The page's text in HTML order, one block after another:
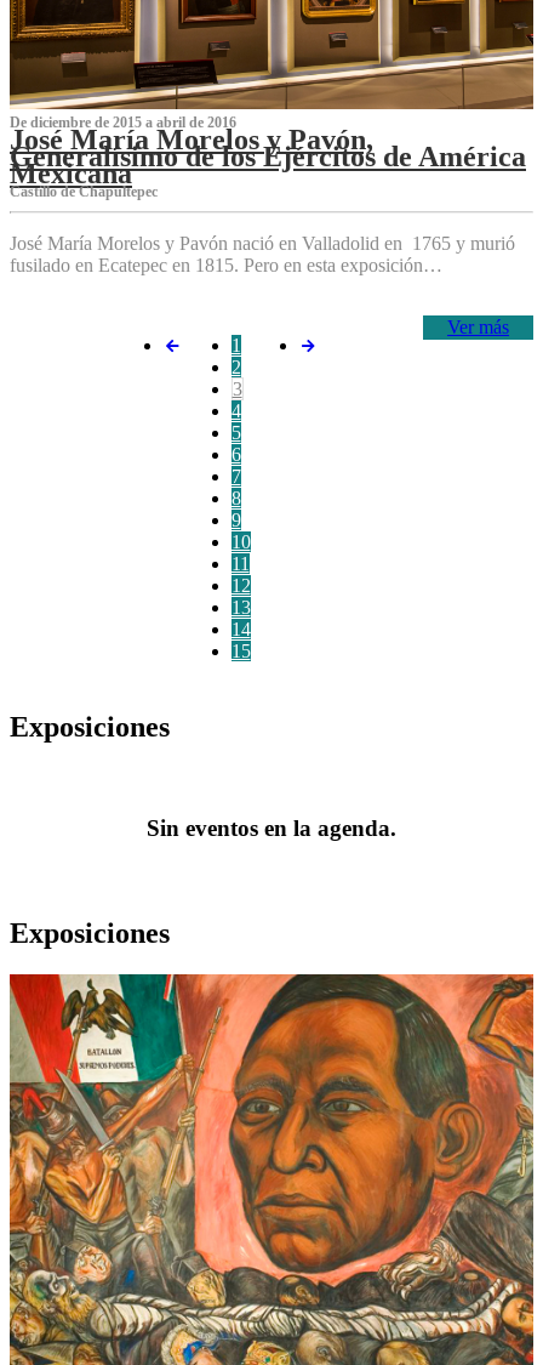
De diciembre de 2015 a abril de 2016
José María Morelos y Pavón,
Generalísimo de los Ejércitos de América
Mexicana
C‌astillo de Chapultepec
José María Morelos y Pavón nació en Valladolid en 1765 y murió
fusilado en Ecatepec en 1815. Pero en esta exposición…
Ver más
1
2
3
4
5
6
7
8
9
10
11
12
13
14
15
Exposiciones
Sin eventos en la agenda.
Exposiciones